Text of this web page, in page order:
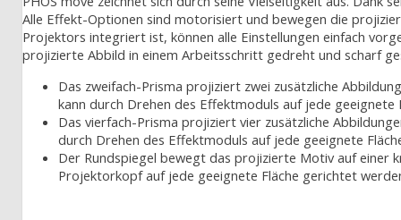
Alle Effekt-Optionen sind motorisiert und bewegen die
Projektors integriert ist, können alle Einstellungen einfach
projizierte Abbild in einem Arbeitsschritt gedreht und scharf
Das zweifach-Prisma projiziert zwei zusätzliche
kann durch Drehen des Effektmoduls auf jede
Das vierfach-Prisma projiziert vier zusätzliche
durch Drehen des Effektmoduls auf jede geeignete
Der Rundspiegel bewegt das projizierte Motiv auf einer
Projektorkopf auf jede geeignete Fläche gerichtet